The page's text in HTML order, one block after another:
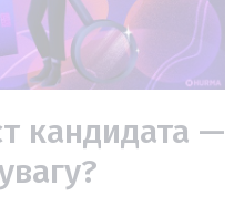
кандидата —